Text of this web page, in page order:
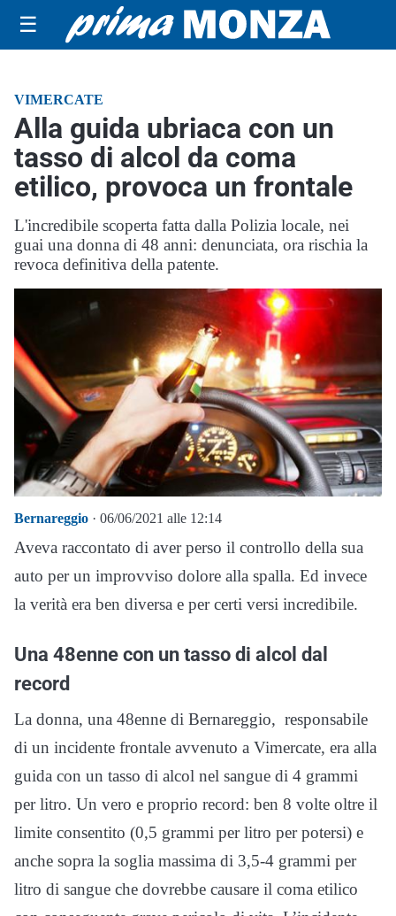
☰
VIMERCATE
Alla guida ubriaca con un
tasso di alcol da coma
etilico, provoca un frontale
L'incredibile scoperta fatta dalla Polizia locale, nei
guai una donna di 48 anni: denunciata, ora rischia la
revoca definitiva della patente.
Bernareggio · 06/06/2021 alle 12:14
Aveva raccontato di aver perso il controllo della sua
auto per un improvviso dolore alla spalla. Ed invece
la verità era ben diversa e per certi versi incredibile.
Una 48enne con un tasso di alcol dal
record
La donna, una 48enne di Bernareggio, responsabile
di un incidente frontale avvenuto a Vimercate, era alla
guida con un tasso di alcol nel sangue di 4 grammi
per litro. Un vero e proprio record: ben 8 volte oltre il
limite consentito (0,5 grammi per litro per potersi) e
anche sopra la soglia massima di 3,5-4 grammi per
litro di sangue che dovrebbe causare il coma etilico